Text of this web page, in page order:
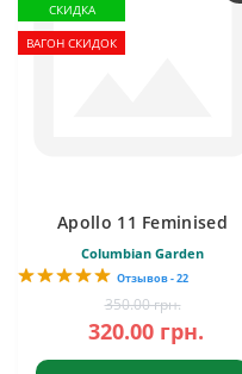
СКИДКА
ВАГОН СКИДОК
Apollo 11 Feminised
Columbian Garden
Отзывов - 22
350.00 грн.
320.00 грн.